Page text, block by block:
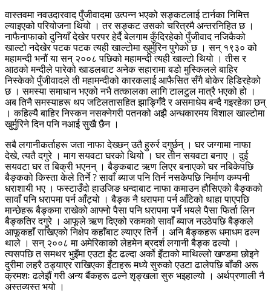
वास्तवमा नवउदारवाद पुँजीवादमा उत्पन्न भएको सङ्कटलाई टार्नका निमित्त
ल्याइएको परियोजना थियो । तर सङ्कट उसको चरित्रमै अन्तरनिहित छ ।
नाफैनाफाको दुनियाँ देखेर परपर हेर्दै बेलगाम कुँदिरहेको पुँजीवाद नजिकैको
खाल्टो नदेखेर पटक पटक त्यही खाल्टोमा खुर्मुरिन पुगेको छ । सन् १९३० को
महामन्दी भनौं या सन् २००८ पछिको महामन्दी त्यही खाल्टो थियो । तीस र
आठको मन्दीले पारेको खाडलबाट अनेक सहारामा बडो मुस्किलले बाहिर
निस्केको पुँजीवादले ती महामन्दीको कारकलाई आफैसित सँगै बोकेर हिडिरहेको
छ । समस्या समाधान भएको नभै तत्कालका लागि टालटुल मात्रै भएको हो ।
अब तिनै समस्याहरू थप जटिलतासहित झाङ्गिँदै र असमाधेय बन्दै गइरहेका छन्
। कहिल्यै बाहिर निस्कन नसक्नेगरी पतनको अझै अन्धकारमय विशाल खाल्टोमा
खुर्मुरिने दिन पनि नआई सुखै छैन ।
सबै लगानीकर्ताहरू जता नाफा देख्छन् उतै हुरुर्र दगुर्छन् । घर जग्गामा नाफा
देखे, त्यतै दगुरे । माग सयवटा घरको थियो । घर तीन सयवटा बनाए । दुई
सयवटा घर त बिक्री भएनन् । बैङ्कबाट ऋण लिएर बनाएको घर नबिकेपछि
बैङ्कको किस्ता केले तिर्ने ? सावाँ ब्याज पनि तिर्न नसकेपछि निर्माण कम्पनी
धराशायी भए । फस्टाउँदो हाउजिङ धन्दाबाट नाफा कमाउन हौसिएको बैङ्कको
सावाँ पनि धरापमा पर्न आँट्यो । बैङ्क नै धरापमा पर्न आँटेको थाहा पाएपछि
मान्छेहरू बैङ्कमा राखेको आफ्नो पैसा पनि धरापमा पर्ने भयले पैसा फिर्ता लिन
बैङ्कतिर दगुरे । आफूले ऋण दिएको रकमको सावाँ ब्याज नउठेपछि बैङ्कले
आफूकहाँ राखिएको निक्षेप कहाँबाट ल्याएर तिर्ने । अनि बैङ्कहरू धमाधम ढल्न
थाले । सन् २००८ मा अमेरिकाको लेहमेन ब्रदर्श लगानी बैङ्क ढल्यो ।
त्यसपछि त समथर भुइँमा एउटा ईंट ढल्दा अर्को इँटाको माथिल्लो खण्डमा छोइने
दुरीमा लहरै ठड्याएर राखिएका इँटाहरू मध्ये सुरुको एउटा ढालेपछि बाँकी अरू
क्रमशः ढलेझैं गरी अन्य बैंकहरू ढल्ने शृङ्खला सुरु भइहाल्यो । अर्थप्रणाली नै
अस्तव्यस्त भयो ।